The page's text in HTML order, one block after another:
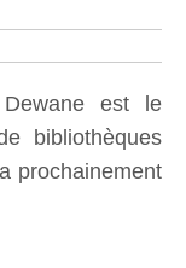
est le
bibliothèques
prochainement